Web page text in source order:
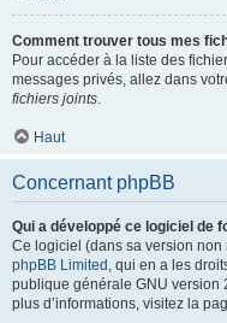
Comment trouver tous mes
Pour accéder à la liste des
messages privés, allez dans
fichiers joints.
Haut
Concernant phpBB
Qui a développé ce logiciel de
Ce logiciel (dans sa version
phpBB Limited , qui en a les
publique générale GNU version
plus d’informations, visitez la